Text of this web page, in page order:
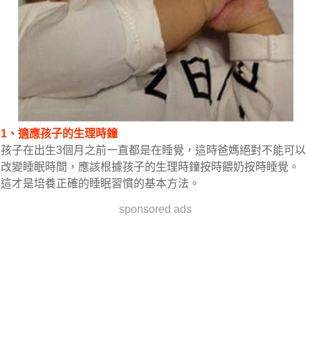
1、適應孩子的生理時鐘
孩子在出生3個月之前一直都是在睡覺，這時爸媽絕對不能可以
改變睡眠時間，應該根據孩子的生理時鐘按時餵奶按時睡覺。
這才是培養正確的睡眠習慣的基本方法。
sponsored ads